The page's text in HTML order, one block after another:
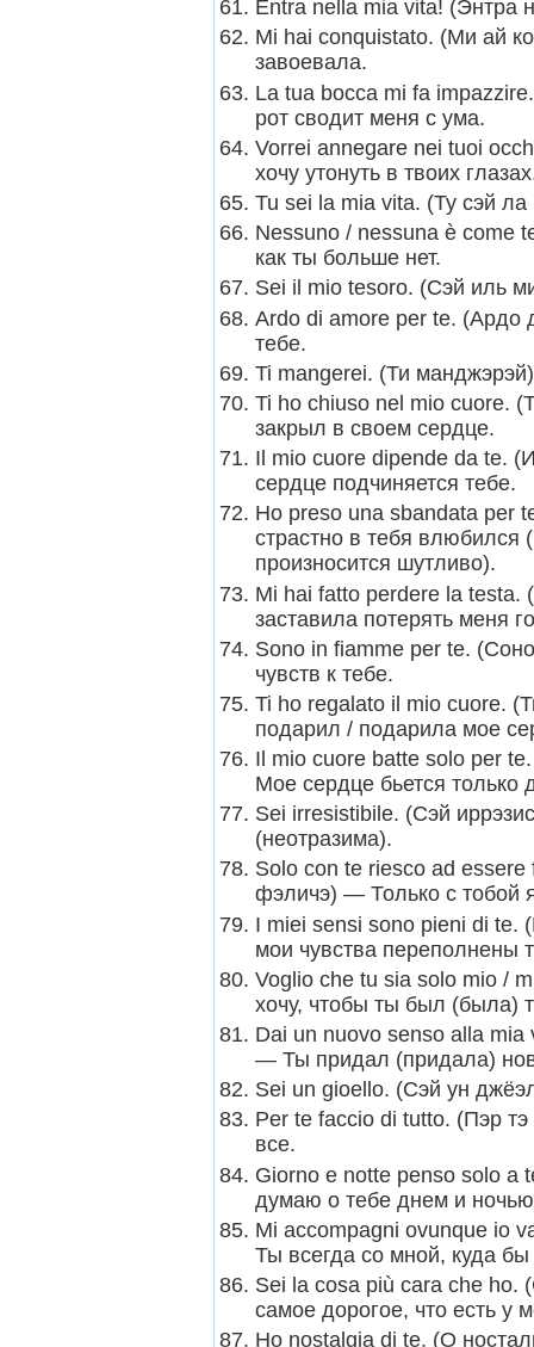
Entra nella mia vita!
Mi hai conquistato. (Ми ай
завоевала.
La tua bocca mi fa
рот сводит меня с ума.
Vorrei annegare nei tuoi
хочу утонуть в твоих
Tu sei la mia vita. (Ту сэй
Nessuno / nessuna è come
как ты больше нет.
Sei il mio tesoro. (Сэй иль
Ardo di amore per te.
тебе.
Ti mangerei. (Ти
Ti ho chiuso nel mio cuore.
закрыл в своем сердце.
Il mio cuore dipende da te.
сердце подчиняется тебе.
Ho preso una sbandata per
страстно в тебя
произносится шутливо).
Mi hai fatto perdere la
заставила потерять меня
Sono in fiamme per te.
чувств к тебе.
Ti ho regalato il mio cuore.
подарил / подарила мое
Il mio cuore batte solo per
Мое сердце бьется только
Sei irresistibile. (Сэй
(неотразима).
Solo con te riesco ad essere
фэличэ) — Только с тобой
I miei sensi sono pieni di te.
мои чувства переполнены
Voglio che tu sia solo mio /
хочу, чтобы ты был (была)
Dai un nuovo senso alla
— Ты придал (придала)
Sei un gioello. (Сэй ун
Per te faccio di tutto. (Пэр
все.
Giorno e notte penso solo a
думаю о тебе днем и
Mi accompagni ovunque io
Ты всегда со мной, куда
Sei la cosa più cara che
самое дорогое, что есть у
Ho nostalgia di te. (О